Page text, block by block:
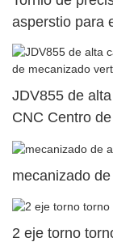
asperstio para
JDV855 de
CNC Centro
trabajo único
mecanizado
2 eje torno